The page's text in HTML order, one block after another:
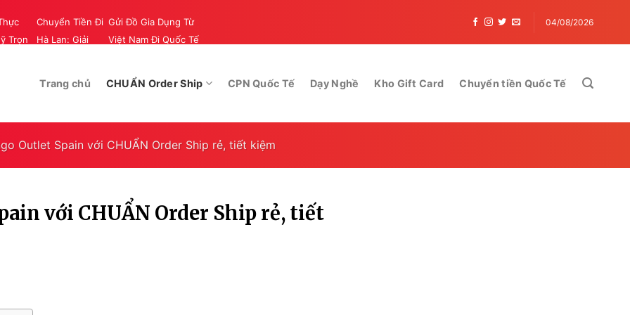
Trọn
Chuyển Tiền Đi
Hà Lan: Giải
Toàn 2024
Gửi Đồ Gia Dụng Từ
Việt Nam Đi Quốc Tế
THĂNG LONG
04/08/2026
Trang chủ CHUẨN Order Ship CPN Quốc Tế Dạy Nghề Kho Gift Card Chuyển tiền Quốc Tế
Outlet Spain với CHUẨN Order Ship rẻ, tiết kiệm
với CHUẨN Order Ship rẻ, tiết